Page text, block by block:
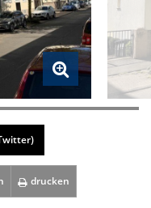
drucken